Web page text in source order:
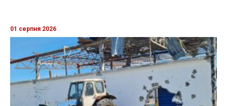
01 серпня 2026